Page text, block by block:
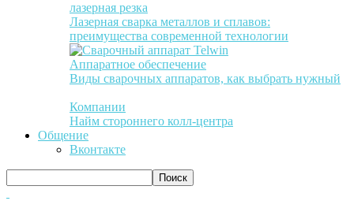
лазерная резка
Лазерная сварка металлов и сплавов:
преимущества современной технологии
Аппаратное обеспечение
Виды сварочных аппаратов, как выбрать нужный
Компании
Найм стороннего колл-центра
Общение
Вконтакте